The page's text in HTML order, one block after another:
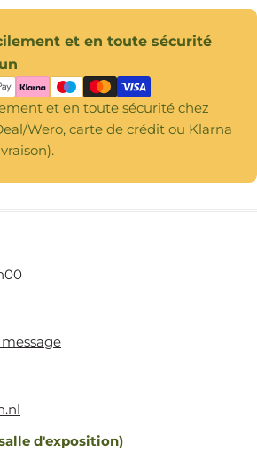
et en toute sécurité
et en toute sécurité chez
Wero, carte de crédit ou Klarna
d'exposition)